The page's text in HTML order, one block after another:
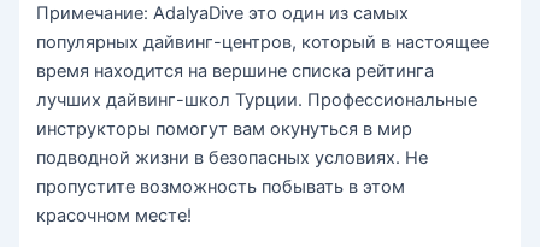
Примечание: AdalyaDive это один из самых
популярных дайвинг-центров, который в настоящее
время находится на вершине списка рейтинга
лучших дайвинг-школ Турции. Профессиональные
инструкторы помогут вам окунуться в мир
подводной жизни в безопасных условиях. Не
пропустите возможность побывать в этом
красочном месте!